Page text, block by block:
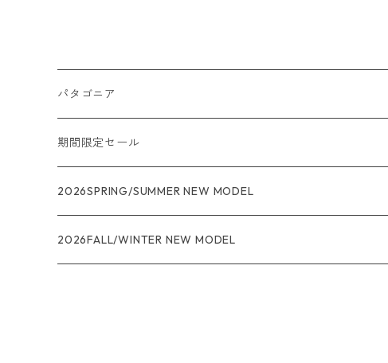
パタゴニア
メンズ
R1
R1エア
ウィメンズ
R1
ジャケット・アウター
期間限定セール
★★★
レインウェアー
2026SPRING/SUMMER NEW MODEL
2026FALL/WINTER NEW MODEL